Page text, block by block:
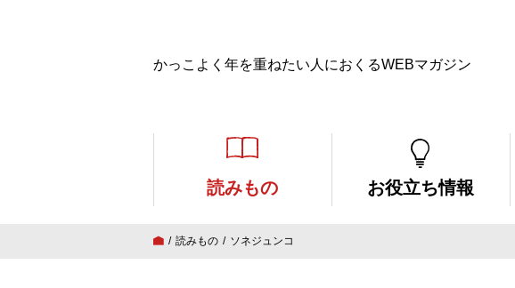
かっこよく年を重ねたい人におくるWEBマガジン
読みもの お役立ち情報
読みもの ソネジュンコ